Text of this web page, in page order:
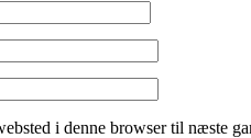
i denne browser til næste